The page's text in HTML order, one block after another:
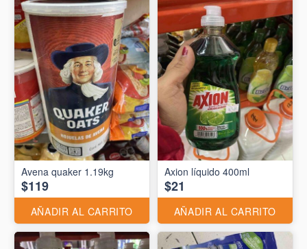
Avena quaker 1.19kg
$119
AÑADIR AL CARRITO
Axion líquido 400ml
$21
AÑADIR AL CARRITO